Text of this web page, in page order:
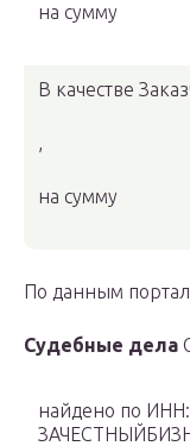
на сумму
В качестве
,
на сумму
По данным
Судебные дела
найдено по